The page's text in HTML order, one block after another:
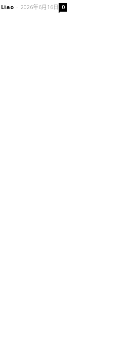
- 2026年6月16日 0